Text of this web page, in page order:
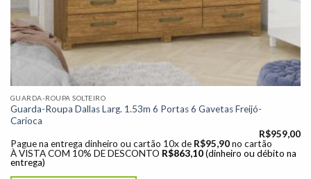
GUARDA-ROUPA SOLTEIRO
Guarda-Roupa Dallas Larg. 1.53m 6 Portas 6 Gavetas Freijó-
Carioca
R$959,00
Pague na entrega dinheiro ou cartão 10x de R$95,90 no cartão
À VISTA COM 10% DE DESCONTO R$863,10 (dinheiro ou débito na
entrega)